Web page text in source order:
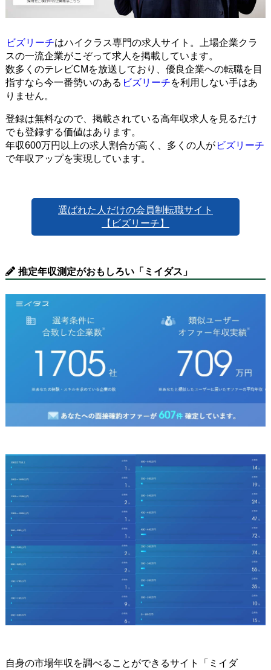
ビズリーチはハイクラス専門の求人サイト。上場企業クラ
スの一流企業がこぞって求人を掲載しています。
数多くのテレビCMを放送しており、優良企業への転職を目
指すなら今一番勢いのある ビズリーチを利用しない手はあ
りません。
登録は無料なので、掲載されている高年収求人を見るだけ
でも登録する価値はあります。
年収600万円以上の求人割合が高く、多くの人が ビズリーチ
で年収アップを実現しています。
選ばれた人だけの会員制転職サイト
【ビズリーチ】
推定年収測定がおもしろい「ミイダス」
自身の市場年収を調べることができるサイト「ミイダ